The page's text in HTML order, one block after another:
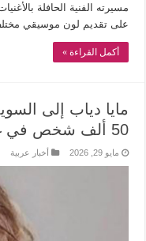
مسيرته الفنية الحافلة
على تقديم لون موسيقي
أكمل القراءة »
مايا دياب إلى
50 ألف شخص في غوتنبرغ
مايو 29, 2026 أخبار عربية